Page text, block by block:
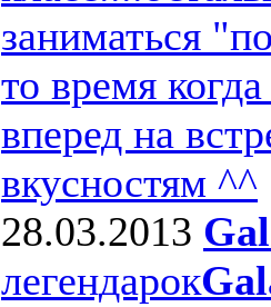
заниматься
то время
вперед на
вкусностям ^^
28.03.2013
легендарок